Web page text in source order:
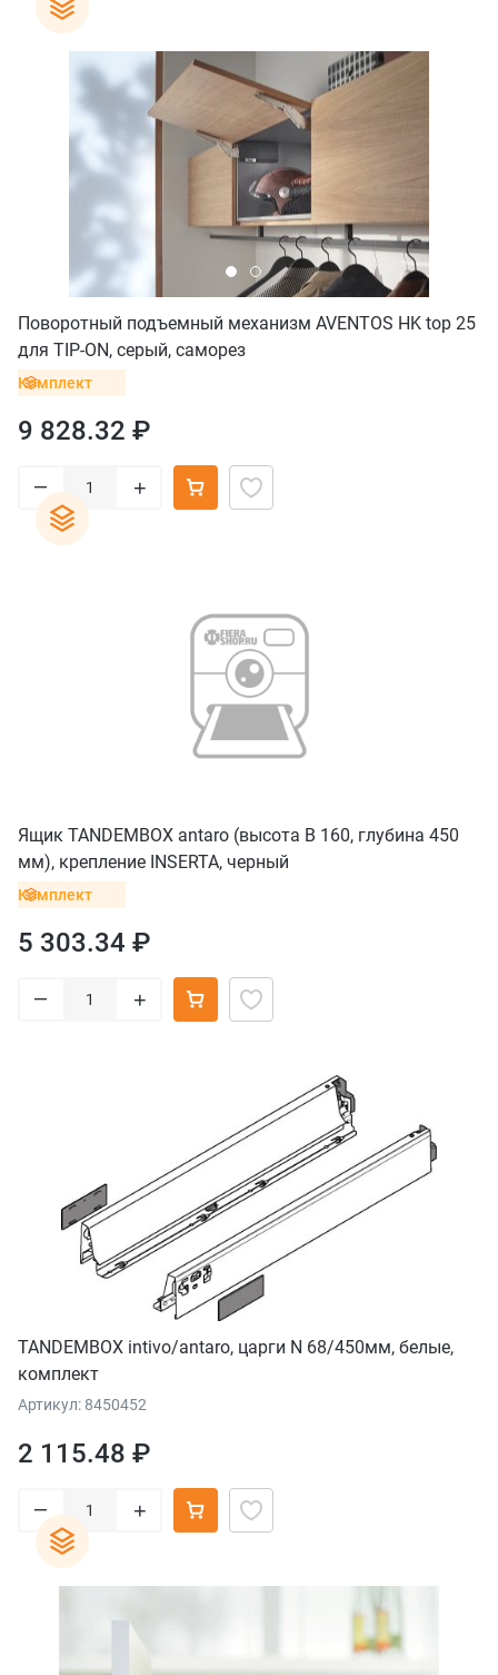
Поворотный подъемный механизм AVENTOS HK top 25
для TIP-ON, серый, саморез
Комплект
9 828.32 ₽
– +
Ящик TANDEMBOX antaro (высота B 160, глубина 450
мм), крепление INSERTA, черный
Комплект
5 303.34 ₽
– +
TANDEMBOX intivo/antaro, царги N 68/450мм, белые,
комплект
Артикул: 8450452
2 115.48 ₽
– +